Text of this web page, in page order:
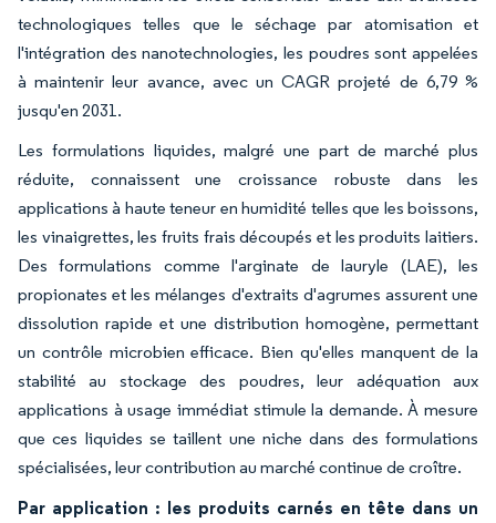
technologiques telles que le séchage par atomisation et
l'intégration des nanotechnologies, les poudres sont appelées
à maintenir leur avance, avec un CAGR projeté de 6,79 %
jusqu'en 2031.
Les formulations liquides, malgré une part de marché plus
réduite, connaissent une croissance robuste dans les
applications à haute teneur en humidité telles que les boissons,
les vinaigrettes, les fruits frais découpés et les produits laitiers.
Des formulations comme l'arginate de lauryle (LAE), les
propionates et les mélanges d'extraits d'agrumes assurent une
dissolution rapide et une distribution homogène, permettant
un contrôle microbien efficace. Bien qu'elles manquent de la
stabilité au stockage des poudres, leur adéquation aux
applications à usage immédiat stimule la demande. À mesure
que ces liquides se taillent une niche dans des formulations
spécialisées, leur contribution au marché continue de croître.
Par application : les produits carnés en tête dans un